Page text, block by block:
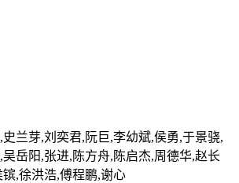
兰芽,刘奕君,阮巨,李幼斌,侯勇,于景骁,
岳阳,张进,陈方舟,陈启杰,周德华,赵长
,徐洪浩,傅程鹏,谢心